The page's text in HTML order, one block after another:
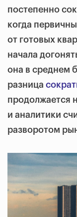
постепенно
когда
от готовых
начала
она в среднем
разница
продолжается
и аналитики
разворотом